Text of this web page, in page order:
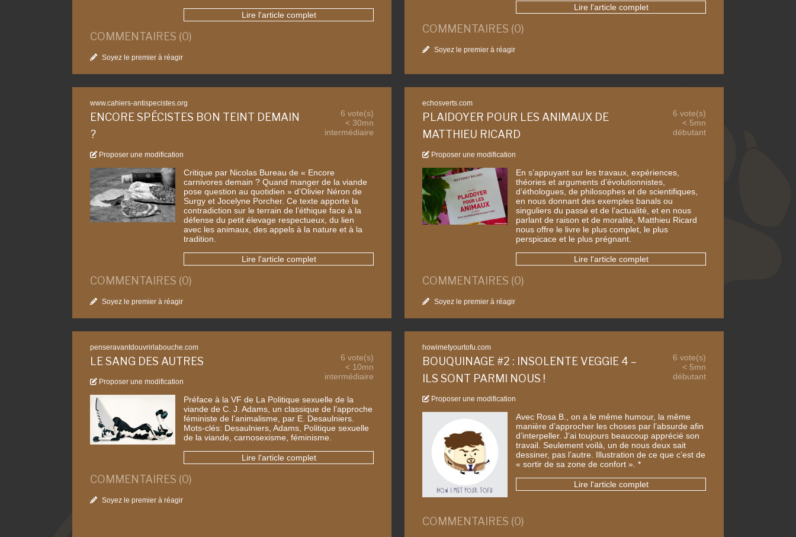
Lire l'article complet
COMMENTAIRES (0)
Soyez le premier à réagir
Lire l'article complet
COMMENTAIRES (0)
Soyez le premier à réagir
www.cahiers-antispecistes.org
ENCORE SPÉCISTES BON TEINT DEMAIN
?
Proposer une modification
6 vote(s)
< 30mn
intermédiaire
Critique par Nicolas Bureau de « Encore
carnivores demain ? Quand manger de la viande
pose question au quotidien » d’Olivier Néron de
Surgy et Jocelyne Porcher. Ce texte apporte la
contradiction sur le terrain de l’éthique face à la
défense du petit élevage respectueux, du lien
avec les animaux, des appels à la nature et à la
tradition.
Lire l'article complet
COMMENTAIRES (0)
Soyez le premier à réagir
echosverts.com
PLAIDOYER POUR LES ANIMAUX DE
MATTHIEU RICARD
Proposer une modification
6 vote(s)
< 5mn
débutant
En s’appuyant sur les travaux, expériences,
théories et arguments d’évolutionnistes,
d’éthologues, de philosophes et de scientifiques,
en nous donnant des exemples banals ou
singuliers du passé et de l’actualité, et en nous
parlant de raison et de moralité, Matthieu Ricard
nous offre le livre le plus complet, le plus
perspicace et le plus prégnant.
Lire l'article complet
COMMENTAIRES (0)
Soyez le premier à réagir
penseravantdouvrirlabouche.com
LE SANG DES AUTRES
Proposer une modification
6 vote(s)
< 10mn
intermédiaire
Préface à la VF de La Politique sexuelle de la
viande de C. J. Adams, un classique de l’approche
féministe de l’animalisme, par E. Desaulniers.
Mots-clés: Desaulniers, Adams, Politique sexuelle
de la viande, carnosexisme, féminisme.
Lire l'article complet
COMMENTAIRES (0)
Soyez le premier à réagir
howimetyourtofu.com
BOUQUINAGE #2 : INSOLENTE VEGGIE 4 –
ILS SONT PARMI NOUS !
Proposer une modification
6 vote(s)
< 5mn
débutant
Avec Rosa B., on a le même humour, la même
manière d’approcher les choses par l’absurde afin
d’interpeller. J’ai toujours beaucoup apprécié son
travail. Seulement voilà, un de nous deux sait
dessiner, pas l’autre. Illustration de ce que c’est de
« sortir de sa zone de confort ». *
Lire l'article complet
COMMENTAIRES (0)